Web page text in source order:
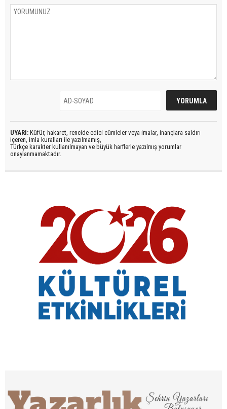
UYARI: Küfür, hakaret, rencide edici cümleler veya imalar, inançlara saldırı
içeren, imla kuralları ile yazılmamış,
Türkçe karakter kullanılmayan ve büyük harflerle yazılmış yorumlar
onaylanmamaktadır.